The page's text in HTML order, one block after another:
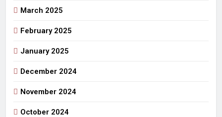
March 2025
February 2025
January 2025
December 2024
November 2024
October 2024